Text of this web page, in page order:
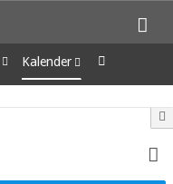
Kalender
Wochenansicht
Tagesansicht